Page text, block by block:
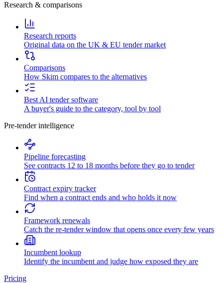
Research & comparisons
Research reports
Original data on the UK & EU tender market
Comparisons
How Skim compares to the alternatives
Best AI tender software
A buyer's guide to the category, tool by tool
Pre-tender intelligence
Pipeline forecasting
See contracts 12 to 18 months before they go to tender
Contract expiry tracker
Find when a contract ends and who holds it now
Framework renewals
Catch the re-tender window that opens once every few years
Incumbent lookup
Identify the incumbent and judge how exposed they are
Pricing